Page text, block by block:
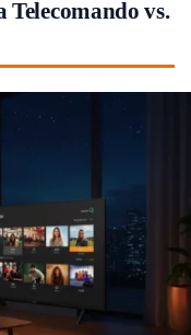
Telecomando vs.